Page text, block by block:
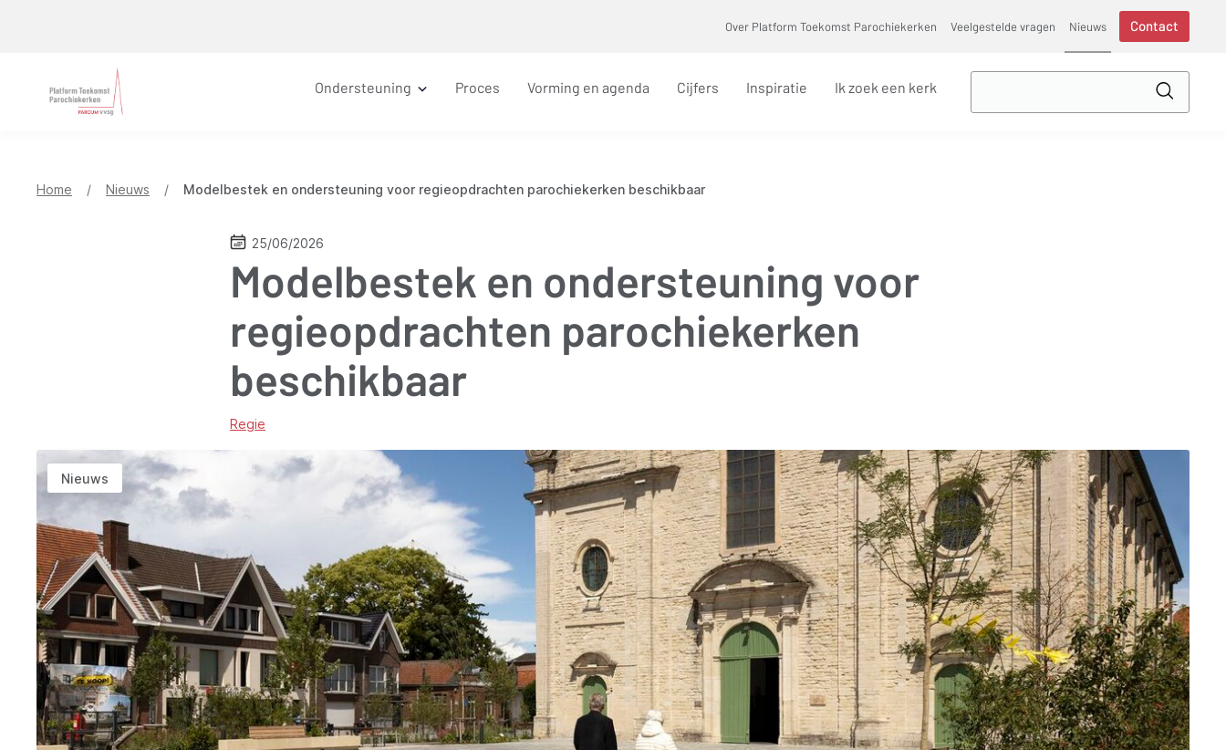
Over Platform Toekomst Parochiekerken Veelgestelde vragen Nieuws Contact
Ondersteuning Proces Vorming en agenda Cijfers Inspiratie Ik zoek een kerk
in
Home / Nieuws / Modelbestek en ondersteuning voor regieopdrachten parochiekerken beschikbaar
25/06/2026
Modelbestek en ondersteuning voor
regieopdrachten parochiekerken
beschikbaar
Regie
Nieuws